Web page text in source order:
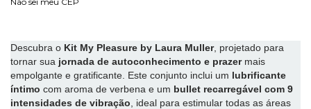
Descubra o Kit My Pleasure by Laura Muller, projetado para
tornar sua jornada de autoconhecimento e prazermais
empolgante e gratificante. Este conjunto inclui um lubrificante
íntimo com aroma de verbena e um bullet recarregável com 9
intensidades de vibração , ideal para estimular todas as áreas